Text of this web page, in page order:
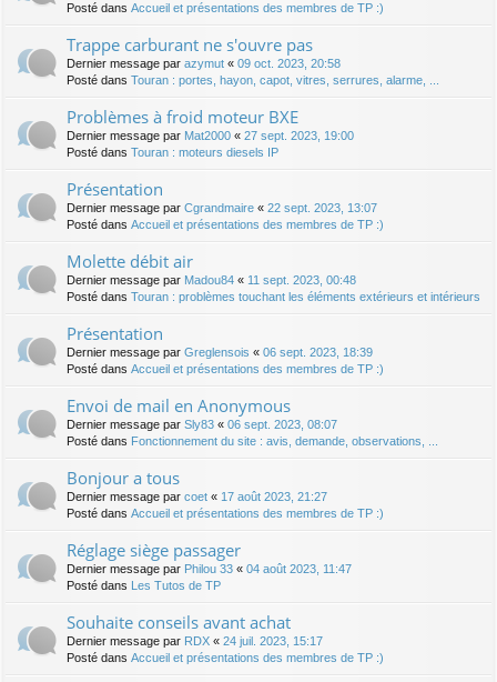
Posté dans Accueil et présentations des membres de TP :)
Trappe carburant ne s'ouvre pas
Dernier message par azymut « 09 oct. 2023, 20:58
Posté dans Touran : portes, hayon, capot, vitres, serrures, alarme, ...
Problèmes à froid moteur BXE
Dernier message par Mat2000 « 27 sept. 2023, 19:00
Posté dans Touran : moteurs diesels IP
Présentation
Dernier message par Cgrandmaire « 22 sept. 2023, 13:07
Posté dans Accueil et présentations des membres de TP :)
Molette débit air
Dernier message par Madou84 « 11 sept. 2023, 00:48
Posté dans Touran : problèmes touchant les éléments extérieurs et intérieurs
Présentation
Dernier message par Greglensois « 06 sept. 2023, 18:39
Posté dans Accueil et présentations des membres de TP :)
Envoi de mail en Anonymous
Dernier message par Sly83 « 06 sept. 2023, 08:07
Posté dans Fonctionnement du site : avis, demande, observations, ...
Bonjour a tous
Dernier message par coet « 17 août 2023, 21:27
Posté dans Accueil et présentations des membres de TP :)
Réglage siège passager
Dernier message par Philou 33 « 04 août 2023, 11:47
Posté dans Les Tutos de TP
Souhaite conseils avant achat
Dernier message par RDX « 24 juil. 2023, 15:17
Posté dans Accueil et présentations des membres de TP :)